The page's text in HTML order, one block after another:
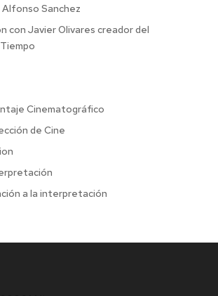
Sanchez
con Javier Olivares creador del
Cinematográfico
de Cine
a la interpretación